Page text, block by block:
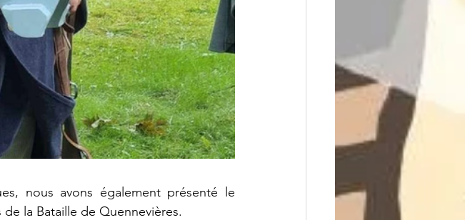
nous avons également présenté le
de la Bataille de Quennevières.